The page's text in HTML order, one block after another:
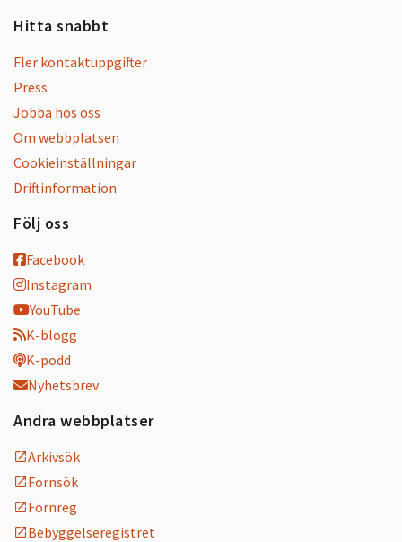
Hitta snabbt
Fler kontaktuppgifter
Press
Jobba hos oss
Om webbplatsen
Cookieinställningar
Driftinformation
Följ oss
Facebook
Instagram
YouTube
K-blogg
K-podd
Nyhetsbrev
Andra webbplatser
Arkivsök
Fornsök
Fornreg
Bebyggelseregistret